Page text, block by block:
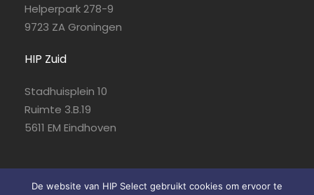
Helperpark 278-9
9723 ZA Groningen
HIP Zuid
Stadhuisplein 10
Ruimte 3.B.19
5611 EM Eindhoven
De website van HIP Select gebruikt cookies om ervoor te